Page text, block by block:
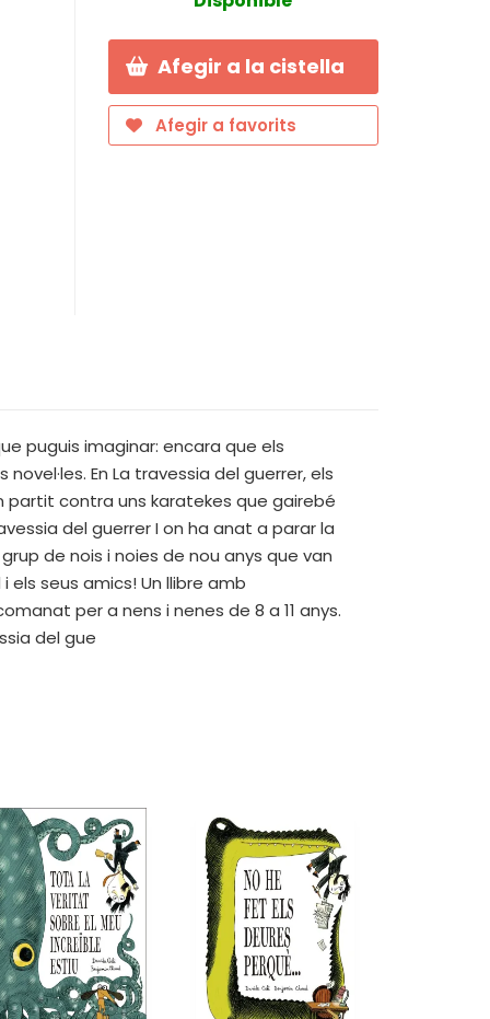
Afegir a la cistella
Afegir a favorits
puguis imaginar: encara que els
En La travessia del guerrer, els
partit contra uns karatekes que gairebé
del guerrer I on ha anat a parar la
de nois i noies de nou anys que van
seus amics! Un llibre amb
per a nens i nenes de 8 a 11 anys.
del gue